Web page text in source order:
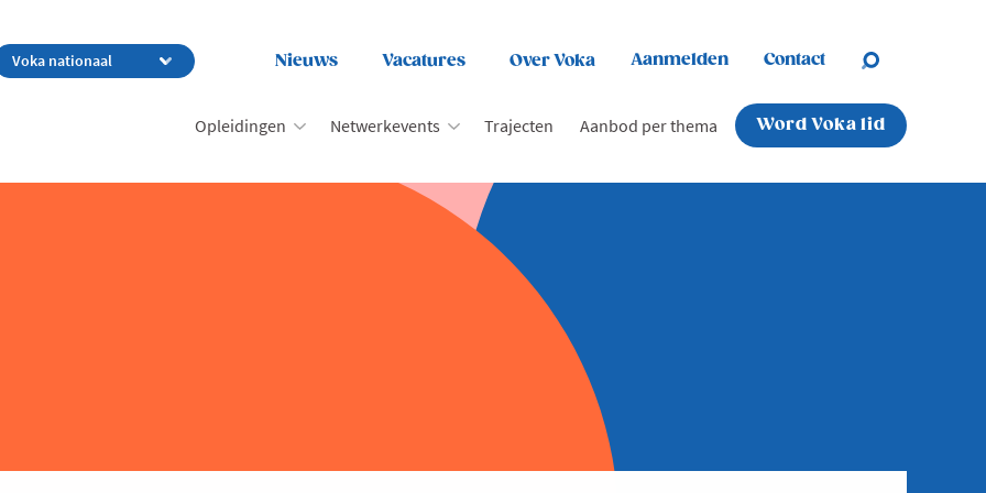
Nieuws Vacatures Over Voka Aanmelden Contact
Opleidingen Netwerkevents Trajecten Aanbod per thema Word Voka lid